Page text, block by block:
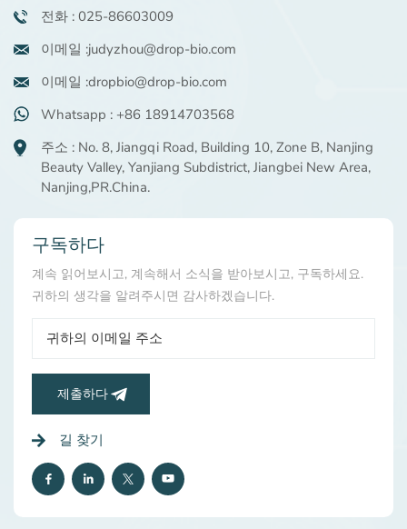
전화 : 025-86603009
이메일 :judyzhou@drop-bio.com
이메일 :dropbio@drop-bio.com
Whatsapp : +86 18914703568
주소 : No. 8, Jiangqi Road, Building 10, Zone B, Nanjing
Beauty Valley, Yanjiang Subdistrict, Jiangbei New Area,
Nanjing,PR.China.
구독하다
계속 읽어보시고, 계속해서 소식을 받아보시고, 구독하세요.
귀하의 생각을 알려주시면 감사하겠습니다.
제출하다
길 찾기